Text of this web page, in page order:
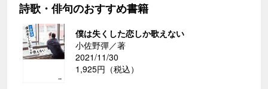
詩歌・俳句のおすすめ書籍
僕は失くした恋しか歌えない
小佐野彈／著
2021/11/30
1,925円（税込）